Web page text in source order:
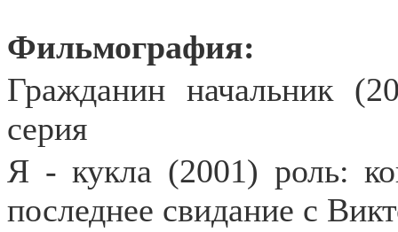
Фильмография:
Гражданин начальник
серия
Я - кукла (2001) роль:
последнее свидание с